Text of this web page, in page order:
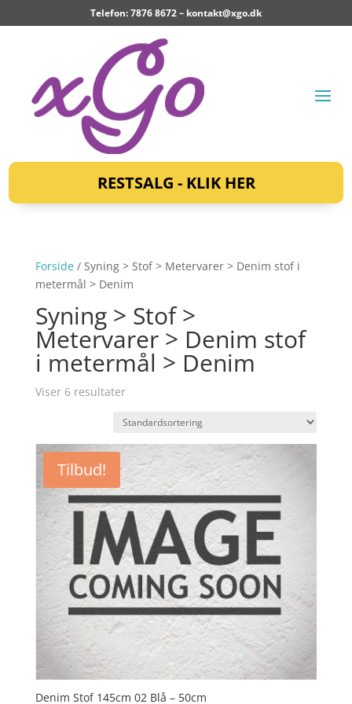
Telefon: 7876 8672 – kontakt@xgo.dk
RESTSALG - KLIK HER
Forside/ Syning > Stof > Metervarer > Denim stof i
metermål > Denim
Syning > Stof >
Metervarer > Denim stof
i metermål > Denim
Viser 6 resultater
Tilbud!
Denim Stof 145cm 02 Blå – 50cm